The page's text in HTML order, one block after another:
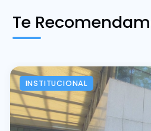
Te
INSTITUCIONAL